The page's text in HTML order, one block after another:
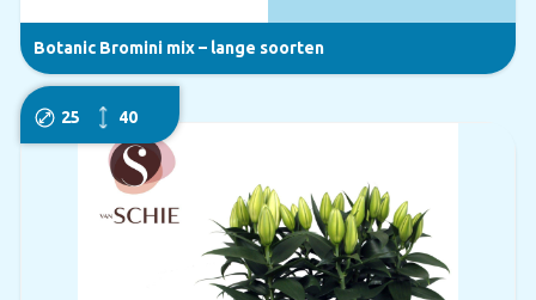
Botanic Bromini mix – lange soorten
25 40